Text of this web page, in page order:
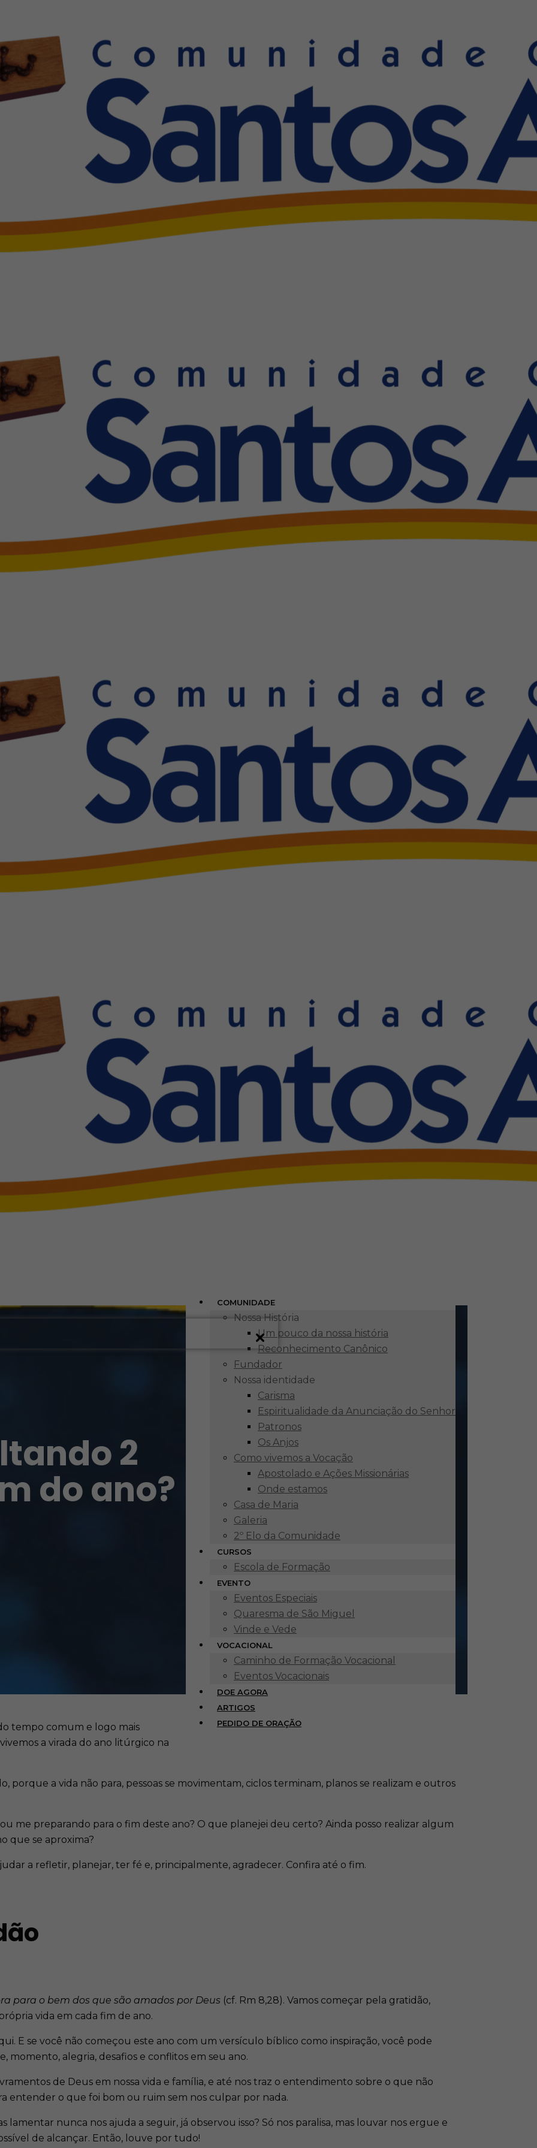
COMUNIDADE
Nossa História
Um pouco da nossa história
Reconhecimento Canônico
Fundador
Nossa identidade
Carisma
Espiritualidade da Anunciação do Senhor
Patronos
Os Anjos
Como vivemos a Vocação
Apostolado e Ações Missionárias
Onde estamos
Casa de Maria
Galeria
2º Elo da Comunidade
CURSOS
Escola de Formação
EVENTO
Eventos Especiais
Quaresma de São Miguel
Vinde e Vede
VOCACIONAL
Caminho de Formação Vocacional
Eventos Vocacionais
DOE AGORA
ARTIGOS
PEDIDO DE ORAÇÃO
2
do ano?
tempo comum e logo mais
a virada do ano litúrgico na
porque a vida não para, pessoas se movimentam, ciclos terminam, planos se realizam e outros
me preparando para o fim deste ano? O que planejei deu certo? Ainda posso realizar algum
que se aproxima?
a refletir, planejar, ter fé e, principalmente, agradecer. Confira até o fim.
para o bem dos que são amados por Deus (cf. Rm 8,28). Vamos começar pela gratidão,
vida em cada fim de ano.
E se você não começou este ano com um versículo bíblico como inspiração, você pode
alegria, desafios e conflitos em seu ano.
de Deus em nossa vida e família, e até nos traz o entendimento sobre o que não
entender o que foi bom ou ruim sem nos culpar por nada.
lamentar nunca nos ajuda a seguir, já observou isso? Só nos paralisa, mas louvar nos ergue e
de alcançar. Então, louve por tudo!